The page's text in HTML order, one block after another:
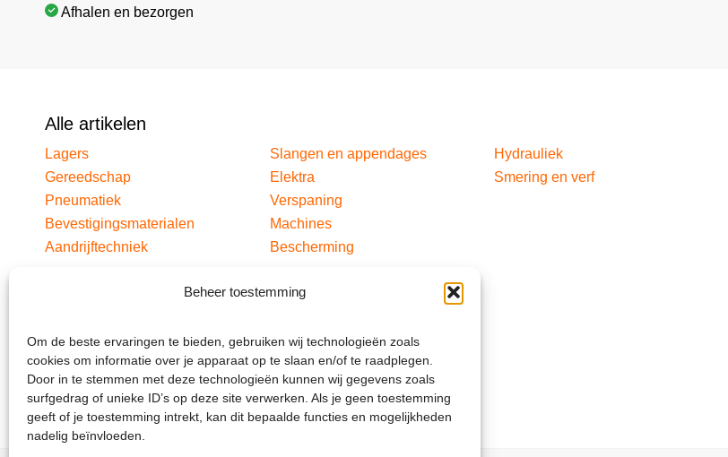
Beheer toestemming
Om de beste ervaringen te bieden, gebruiken wij technologieën zoals
cookies om informatie over je apparaat op te slaan en/of te raadplegen.
Door in te stemmen met deze technologieën kunnen wij gegevens zoals
surfgedrag of unieke ID’s op deze site verwerken. Als je geen toestemming
geeft of je toestemming intrekt, kan dit bepaalde functies en mogelijkheden
nadelig beïnvloeden.
Afhalen en bezorgen
Alle artikelen
Lagers
Gereedschap
Pneumatiek
Bevestigingsmaterialen
Aandrijftechniek
Slangen en appendages
Elektra
Verspaning
Machines
Bescherming
Hydrauliek
Smering en verf